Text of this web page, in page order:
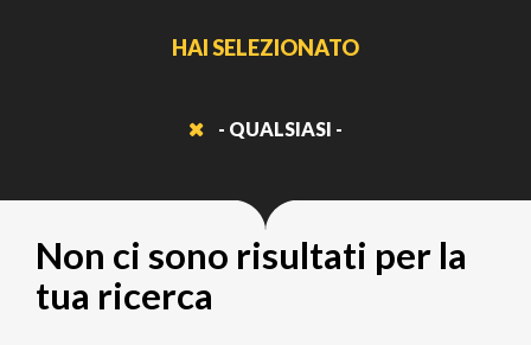
HAI SELEZIONATO
- QUALSIASI -
Non ci sono risultati per la
tua ricerca